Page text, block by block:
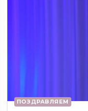
ПОЗДРАВЛЯЕМ